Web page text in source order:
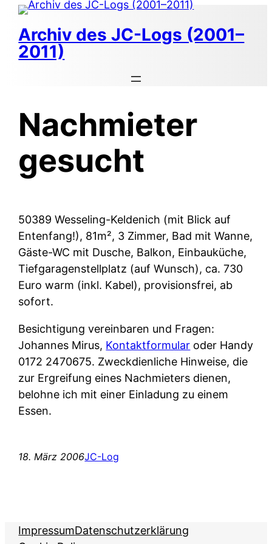
Zum
Inhalt
springen
Archiv des JC-Logs (2001–
2011)
Nachmieter
gesucht
50389 Wesseling-Keldenich (mit Blick auf
Entenfang!), 81m², 3 Zimmer, Bad mit Wanne,
Gäste-WC mit Dusche, Balkon, Einbauküche,
Tiefgaragenstellplatz (auf Wunsch), ca. 730
Euro warm (inkl. Kabel), provisionsfrei, ab
sofort.
Besichtigung vereinbaren und Fragen:
Johannes Mirus, Kontaktformular oder Handy
0172 2470675. Zweckdienliche Hinweise, die
zur Ergreifung eines Nachmieters dienen,
belohne ich mit einer Einladung zu einem
Essen.
18. März 2006JC-Log
ImpressumDatenschutzerklärung